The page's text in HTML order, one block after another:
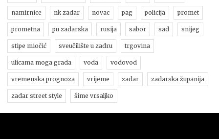
namirnice nk zadar novac pag policija promet
prometna pu zadarska rusija sabor sad snijeg
stipe miočić sveučilište u zadru trgovina
ulicama moga grada voda vodovod
vremenska prognoza vrijeme zadar zadarska županija
zadar street style šime vrsaljko